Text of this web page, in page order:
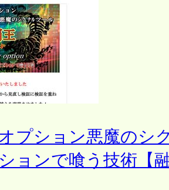
プション悪魔のシ
ョンで喰う技術【